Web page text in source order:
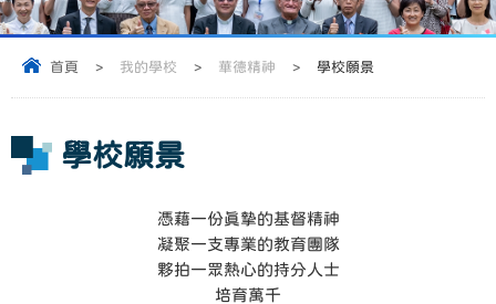
首頁 > 我的學校 > 華德精神 > 學校願景
學校願景
憑藉一份真摯的基督精神
凝聚一支專業的教育團隊
夥拍一眾熱心的持分人士
培育萬千